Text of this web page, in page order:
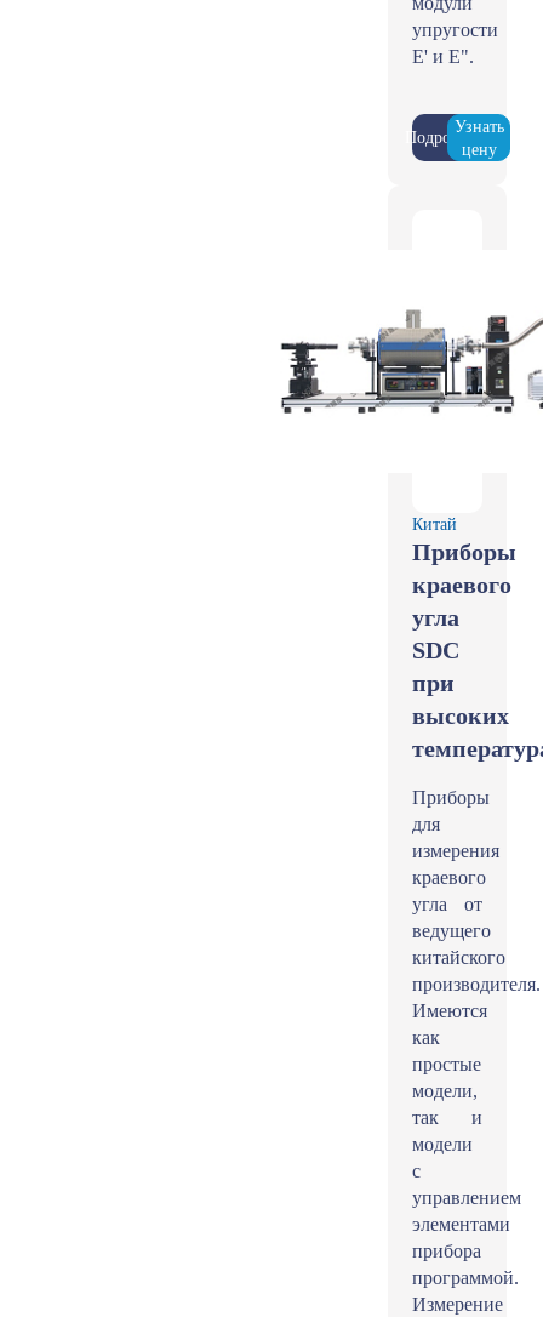
упругости
Е' и E".
Подробнее
Узнать
цену
Китай
Приборы
краевого
угла
SDC
при
высоких
Приборы
для
измерения
краевого
угла от
ведущего
китайского
производителя.
Имеются
как
простые
модели,
так и
модели
с
управлением
элементами
прибора
программой.
Измерение